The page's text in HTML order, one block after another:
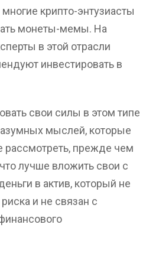
крипто-энтузиасты
монеты-мемы. На
в этой отрасли
инвестировать в
свои силы в этом типе
мыслей, которые
рассмотреть, прежде чем
лучше вложить свои с
в актив, который не
и не связан с